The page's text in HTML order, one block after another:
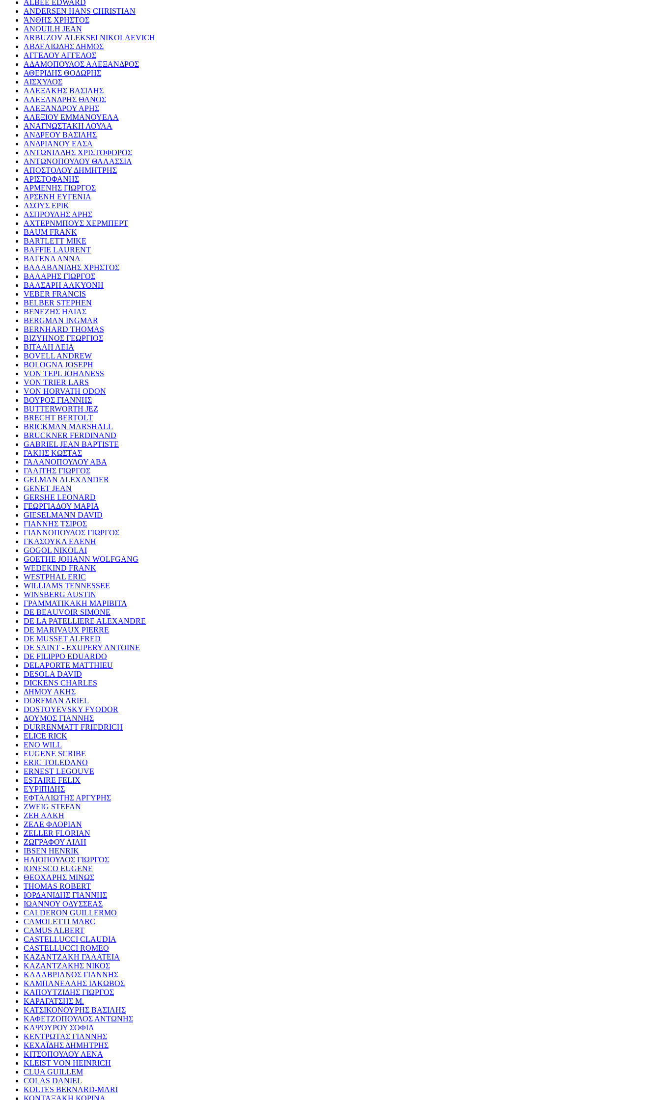
ALBEE EDWARD
ANDERSEN HANS CHRISTIAN
ΆΝΘΗΣ ΧΡΗΣΤΟΣ
ANOUILH JEAN
ARBUZOV ALEKSEI NIKOLAEVICH
ΑΒΔΕΛΙΩΔΗΣ ΔΗΜΟΣ
ΑΓΓΕΛΟΥ ΑΓΓΕΛΟΣ
ΑΔΑΜΟΠΟΥΛΟΣ ΑΛΕΞΑΝΔΡΟΣ
ΑΘΕΡΙΔΗΣ ΘΟΔΩΡΗΣ
ΑΙΣΧΥΛΟΣ
ΑΛΕΞΑΚΗΣ ΒΑΣΙΛΗΣ
ΑΛΕΞΑΝΔΡΗΣ ΘΑΝΟΣ
ΑΛΕΞΑΝΔΡΟΥ ΑΡΗΣ
ΑΛΕΞΙΟΥ ΕΜΜΑΝΟΥΕΛΑ
ΑΝΑΓΝΩΣΤΑΚΗ ΛΟΥΛΑ
ΑΝΔΡΕΟΥ ΒΑΣΙΛΗΣ
ΑΝΔΡΙΑΝΟΥ ΕΛΣΑ
ΑΝΤΩΝΙΑΔΗΣ ΧΡΙΣΤΟΦΟΡΟΣ
ΑΝΤΩΝΟΠΟΥΛΟΥ ΘΑΛΑΣΣΙΑ
ΑΠΟΣΤΟΛΟΥ ΔΗΜΗΤΡΗΣ
ΑΡΙΣΤΟΦΑΝΗΣ
ΑΡΜΕΝΗΣ ΓΙΩΡΓΟΣ
ΑΡΣΕΝΗ ΕΥΓΕΝΙΑ
ΑΣΟΥΣ ΕΡΙΚ
ΑΣΠΡΟΥΛΗΣ ΑΡΗΣ
ΑΧΤΕΡΝΜΠΟΥΣ ΧΕΡΜΠΕΡΤ
BAUM FRANK
BARTLETT MIKE
BAFFIE LAURENT
ΒΑΓΕΝΑ ΑΝΝΑ
ΒΑΛΑΒΑΝΙΔΗΣ ΧΡΗΣΤΟΣ
ΒΑΛΑΡΗΣ ΓΙΩΡΓΟΣ
ΒΑΛΣΑΡΗ ΑΛΚΥΟΝΗ
VEBER FRANCIS
BELBER STEPHEN
ΒΕΝΕΖΗΣ ΗΛΙΑΣ
BERGMAN INGMAR
BERNHARD THOMAS
ΒΙΖΥΗΝΟΣ ΓΕΩΡΓΙΟΣ
ΒΙΤΑΛΗ ΛΕΙΑ
BOVELL ANDREW
BOLOGNA JOSEPH
VON TEPL JOHANESS
VON TRIER LARS
VON HORVATH ODON
ΒΟΥΡΟΣ ΓΙΑΝΝΗΣ
BUTTERWORTH JEZ
BRECHT BERTOLT
BRICKMAN MARSHALL
BRUCKNER FERDINAND
GABRIEL JEAN BAPTISTE
ΓΑΚΗΣ ΚΩΣΤΑΣ
ΓΑΛΑΝΟΠΟΥΛΟΥ ΑΒΑ
ΓΑΛΙΤΗΣ ΓΙΩΡΓΟΣ
GELMAN ALEXANDER
GENET JEAN
GERSHE LEONARD
ΓΕΩΡΓΙΑΔΟΥ ΜΑΡΙΑ
GIESELMANN DAVID
ΓΙΑΝΝΗΣ ΤΣΙΡΟΣ
ΓΙΑΝΝΟΠΟΥΛΟΣ ΓΙΩΡΓΟΣ
ΓΚΑΣΟΥΚΑ ΕΛΕΝΗ
GOGOL NIKOLAI
GOETHE JOHANN WOLFGANG
WEDEKIND FRANK
WESTPHAL ERIC
WILLIAMS TENNESSEE
WINSBERG AUSTIN
ΓΡΑΜΜΑΤΙΚΑΚΗ ΜΑΡΙΒΙΤΑ
DE BEAUVOIR SIMONE
DE LA PATELLIERE ALEXANDRE
DE MARIVAUX PIERRE
DE MUSSET ALFRED
DE SAINT - EXUPERY ANTOINE
DE FILIPPO EDUARDO
DELAPORTE MATTHIEU
DESOLA DAVID
DICKENS CHARLES
ΔΗΜΟΥ ΑΚΗΣ
DORFMAN ARIEL
DOSTOYEVSKY FYODOR
ΔΟΥΜΟΣ ΓΙΑΝΝΗΣ
DURRENMATT FRIEDRICH
ELICE RICK
ENO WILL
EUGENE SCRIBE
ERIC TOLEDANO
ERNEST LEGOUVE
ESTAIRE FELIX
ΕΥΡΙΠΙΔΗΣ
ΕΦΤΑΛΙΩΤΗΣ ΑΡΓΥΡΗΣ
ZWEIG STEFAN
ΖΕΗ ΑΛΚΗ
ΖΕΛΕ ΦΛΟΡΙΑΝ
ZELLER FLORIAN
ΖΩΓΡΑΦΟΥ ΛΙΛΗ
IBSEN HENRIK
ΗΛΙΟΠΟΥΛΟΣ ΓΙΩΡΓΟΣ
IONESCO EUGENE
ΘΕΟΧΑΡΗΣ ΜΙΝΩΣ
THOMAS ROBERT
ΙΟΡΔΑΝΙΔΗΣ ΓΙΑΝΝΗΣ
ΙΩΑΝΝΟΥ ΟΔΥΣΣΕΑΣ
CALDERON GUILLERMO
CAMOLETTI MARC
CAMUS ALBERT
CASTELLUCCI CLAUDIA
CASTELLUCCI ROMEO
ΚΑΖΑΝΤΖΑΚΗ ΓΑΛΑΤΕΙΑ
ΚΑΖΑΝΤΖΑΚΗΣ ΝΙΚΟΣ
ΚΑΛΑΒΡΙΑΝΟΣ ΓΙΑΝΝΗΣ
ΚΑΜΠΑΝΕΛΛΗΣ ΙΑΚΩΒΟΣ
ΚΑΠΟΥΤΖΙΔΗΣ ΓΙΩΡΓΟΣ
ΚΑΡΑΓΑΤΣΗΣ Μ.
ΚΑΤΣΙΚΟΝΟΥΡΗΣ ΒΑΣΙΛΗΣ
ΚΑΦΕΤΖΟΠΟΥΛΟΣ ΑΝΤΩΝΗΣ
ΚΑΨΟΥΡΟΥ ΣΟΦΙΑ
ΚΕΝΤΡΩΤΑΣ ΓΙΑΝΝΗΣ
ΚΕΧΑΪΔΗΣ ΔΗΜΗΤΡΗΣ
ΚΙΤΣΟΠΟΥΛΟΥ ΛΕΝΑ
KLEIST VON HEINRICH
CLUA GUILLEM
COLAS DANIEL
KOLTES BERNARD-MARI
ΚΟΝΤΑΞΑΚΗ ΚΟΡΙΝΑ